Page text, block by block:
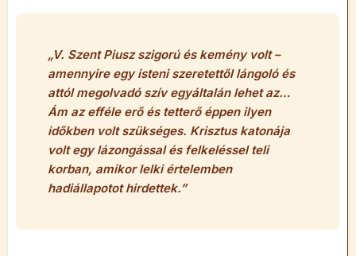
„V. Szent Piusz szigorú és kemény volt –
amennyire egy isteni szeretettől lángoló és
attól megolvadó szív egyáltalán lehet az…
Ám az efféle erő és tetterő éppen ilyen
időkben volt szükséges. Krisztus katonája
volt egy lázongással és felkeléssel teli
korban, amikor lelki értelemben
hadiállapotot hirdettek.”